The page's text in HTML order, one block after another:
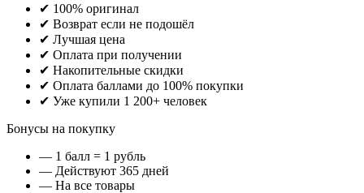
✔ 100% оригинал
✔ Возврат если не подошёл
✔ Лучшая цена
✔ Оплата при получении
✔ Накопительные скидки
✔ Оплата баллами до 100% покупки
✔ Уже купили 1 200+ человек
Бонусы на покупку
— 1 балл = 1 рубль
— Действуют 365 дней
— На все товары